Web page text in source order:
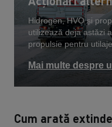
Hidrogen, HVO și
utilizează deja astăzi
propulsie pentru
Mai multe despre
Cum arată